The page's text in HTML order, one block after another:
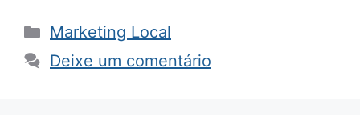
Categorias
Marketing Local
Deixe um comentário